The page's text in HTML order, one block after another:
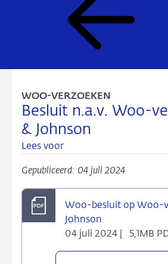
Besluit n.a.v. Woo-
& Johnson
WOO-VERZOEKEN
Lees voor
Gepubliceerd: 04 juli 2024
Woo-besluit op Woo-
Johnson
04 juli 2024 |
5,1MB